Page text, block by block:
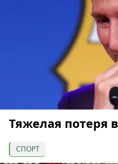
Тяжелая потеря
СПОРТ